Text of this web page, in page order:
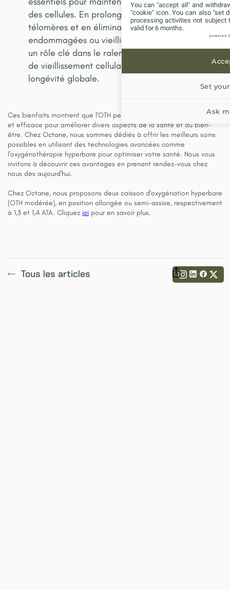
des cellules. En prolongeant la longueur des
télomères et en éliminant les cellules
endommagées ou vieillissantes, l'OTH peut jouer
un rôle clé dans le ralentissement du processus
de vieillissement cellulaire et l'amélioration de la
longévité globale.
Ces bienfaits montrent que l'OTH peut être une thérapie polyvalente
et efficace pour améliorer divers aspects de la santé et du bien-
être. Chez Octane, nous sommes dédiés à offrir les meilleurs soins
possibles en utilisant des technologies avancées comme
l'oxygénothérapie hyperbare pour optimiser votre santé. Nous vous
invitons à découvrir ces avantages en prenant rendez-vous chez
nous dès aujourd'hui.
Chez Octane, nous proposons deux caisson d'oxygénation hyperbare
(OTH modérée), en position allongée ou semi-assise, respectivement
à 1,3 et 1,4 ATA. Cliquez ici pour en savoir plus.
Tous les articles Partager
You can "accept all" and
"cookie" icon. You can also "set
processing activities not subject
valid for 6 months.
powered
Ask
Set